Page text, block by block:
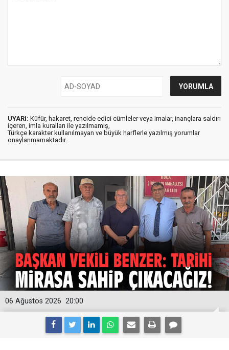
UYARI: Küfür, hakaret, rencide edici cümleler veya imalar, inançlara saldırı
içeren, imla kuralları ile yazılmamış,
Türkçe karakter kullanılmayan ve büyük harflerle yazılmış yorumlar
onaylanmamaktadır.
20:00
06 Ağustos 2026